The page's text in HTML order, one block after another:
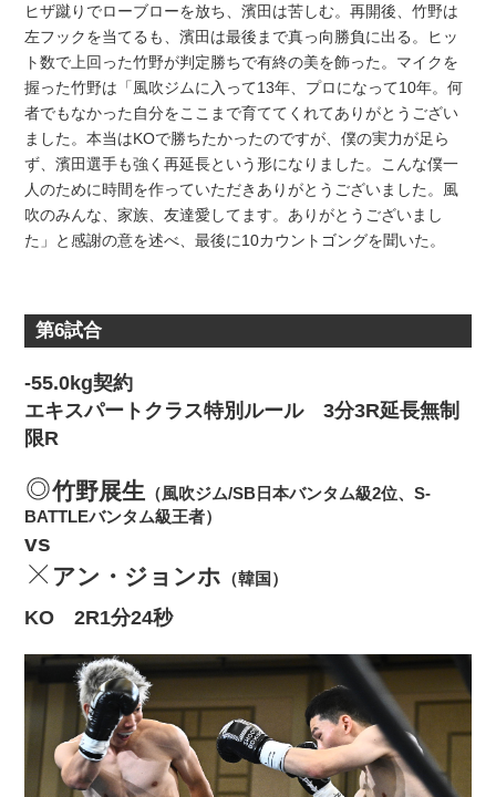
ヒザ蹴りでローブローを放ち、濱田は苦しむ。再開後、竹野は
左フックを当てるも、濱田は最後まで真っ向勝負に出る。ヒッ
ト数で上回った竹野が判定勝ちで有終の美を飾った。マイクを
握った竹野は「風吹ジムに入って13年、プロになって10年。何
者でもなかった自分をここまで育ててくれてありがとうござい
ました。本当はKOで勝ちたかったのですが、僕の実力が足ら
ず、濱田選手も強く再延長という形になりました。こんな僕一
人のために時間を作っていただきありがとうございました。風
吹のみんな、家族、友達愛してます。ありがとうございまし
た」と感謝の意を述べ、最後に10カウントゴングを聞いた。
第6試合
-55.0kg契約
エキスパートクラス特別ルール 3分3R延長無制
限R
竹野展生 （風吹ジム/SB日本バンタム級2位、S-
BATTLEバンタム級王者）
vs
アン・ジョンホ （韓国）
KO 2R1分24秒